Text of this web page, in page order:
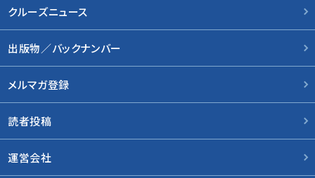
クルーズニュース
出版物／バックナンバー
メルマガ登録
読者投稿
運営会社